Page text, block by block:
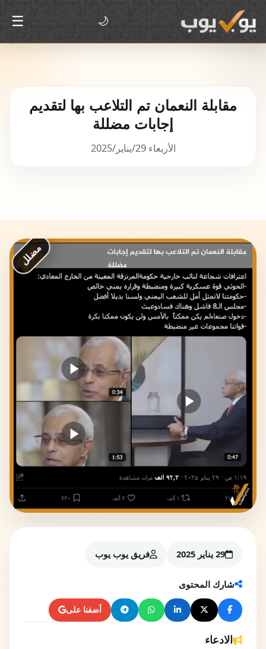
🌙
☰
مقابلة النعمان تم التلاعب بها لتقديم
إجابات مضللة
الأربعاء 29/يناير/2025
مضلل
29 يناير 2025 فريق يوب يوب
شارك المحتوى
أضفنا على
الادعاء